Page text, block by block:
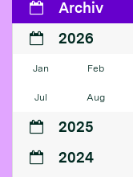
Archiv
2026
Jan Feb
Jul Aug
2025
2024